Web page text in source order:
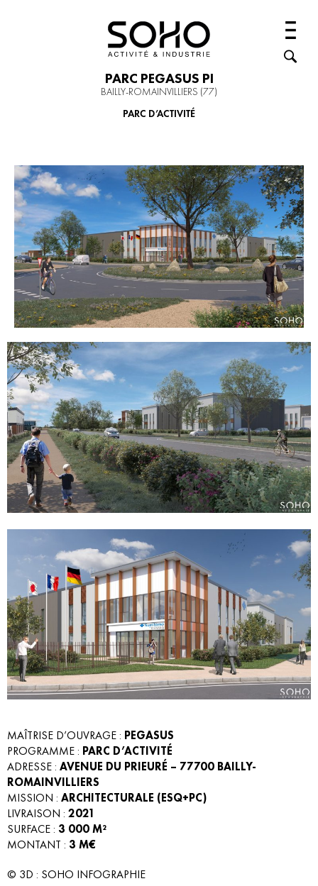
PARC PEGASUS PI
BAILLY-ROMAINVILLIERS (77)
PARC D’ACTIVITÉ
MAÎTRISE D’OUVRAGE : PEGASUS
PROGRAMME : PARC D’ACTIVITÉ
ADRESSE : AVENUE DU PRIEURÉ – 77700 BAILLY-
ROMAINVILLIERS
MISSION : ARCHITECTURALE (ESQ+PC)
LIVRAISON : 2021
SURFACE : 3 000 M²
MONTANT : 3 M€
© 3D : SOHO INFOGRAPHIE